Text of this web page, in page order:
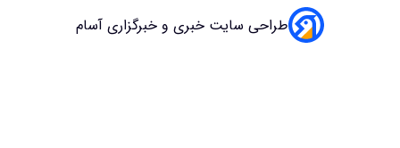
طراحی سایت خبری و خبرگزاری آسام